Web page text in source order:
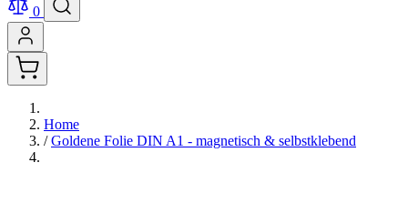
0
Home
/ Goldene Folie DIN A1 - magnetisch & selbstklebend